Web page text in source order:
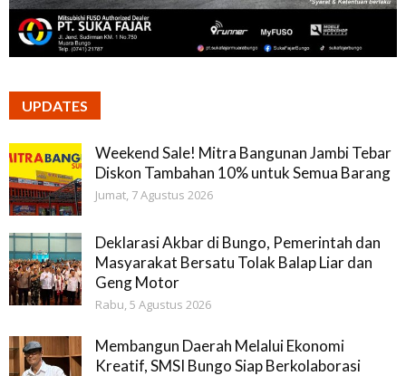
UPDATES
Weekend Sale! Mitra Bangunan Jambi Tebar
Diskon Tambahan 10% untuk Semua Barang
Jumat, 7 Agustus 2026
Deklarasi Akbar di Bungo, Pemerintah dan
Masyarakat Bersatu Tolak Balap Liar dan
Geng Motor
Rabu, 5 Agustus 2026
Membangun Daerah Melalui Ekonomi
Kreatif, SMSI Bungo Siap Berkolaborasi